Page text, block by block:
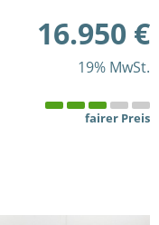
16.950 €
19% MwSt.
fairer Preis